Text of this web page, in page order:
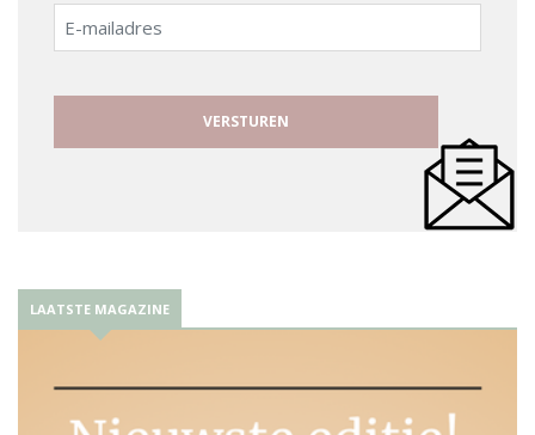
E-
mailadres
LAATSTE MAGAZINE